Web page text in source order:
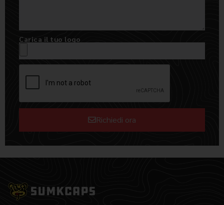
Carica il tuo logo
Richiedi ora